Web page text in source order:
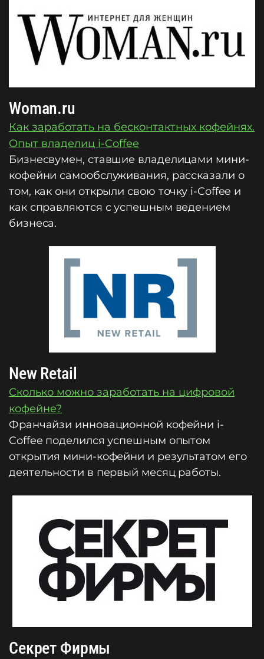
Woman.ru
Как заработать на бесконтактных кофейнях.
Опыт владелиц i-Coffee
Бизнесвумен, ставшие владелицами мини-
кофейни самообслуживания, рассказали о
том, как они открыли свою точку i-Coffee и
как справляются с успешным ведением
бизнеса.
New Retail
Сколько можно заработать на цифровой
кофейне?
Франчайзи инновационной кофейни i-
Coffee поделился успешным опытом
открытия мини-кофейни и результатом его
деятельности в первый месяц работы.
Секрет Фирмы